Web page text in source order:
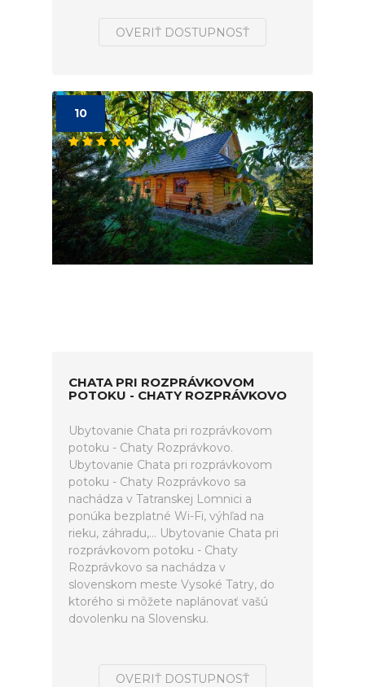
OVERIŤ DOSTUPNOSŤ
10
CHATA PRI ROZPRÁVKOVOM
POTOKU - CHATY ROZPRÁVKOVO
Ubytovanie Chata pri rozprávkovom
potoku - Chaty Rozprávkovo.
Ubytovanie Chata pri rozprávkovom
potoku - Chaty Rozprávkovo sa
nachádza v Tatranskej Lomnici a
ponúka bezplatné Wi-Fi, výhľad na
rieku, záhradu,... Ubytovanie Chata pri
rozprávkovom potoku - Chaty
Rozprávkovo sa nachádza v
slovenskom meste Vysoké Tatry, do
ktorého si môžete naplánovať vašú
dovolenku na Slovensku.
OVERIŤ DOSTUPNOSŤ